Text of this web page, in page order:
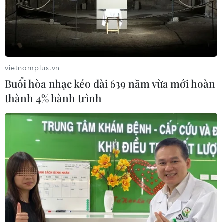
CƠ QUAN CHỦ QUẢN: THÔNG TẤN XÃ VIỆT NAM
Tổng Biên tập: TRẦN TIẾN DUẨN
THỦY
Sở hữu trí tuệ
Hỗ trợ
Ngôn ngữ
TTXVN
Dịch vụ tin
Quảng cáo
Liên hệ
vietnamplus.vn
Buổi hòa nhạc kéo dài 639 năm vừa mới hoàn
thành 4% hành trình